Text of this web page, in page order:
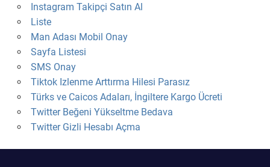
Instagram Takipçi Satın Al
Liste
Man Adası Mobil Onay
Sayfa Listesi
SMS Onay
Tiktok Izlenme Arttırma Hilesi Parasız
Türks ve Caicos Adaları, İngiltere Kargo Ücreti
Twitter Beğeni Yükseltme Bedava
Twitter Gizli Hesabı Açma